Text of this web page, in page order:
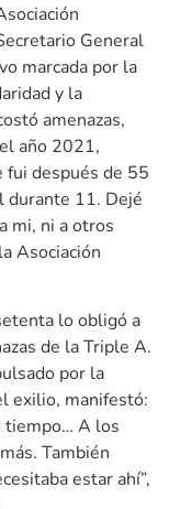
General
marcada por la
y la
amenazas,
año 2021,
fui después de 55
durante 11. Dejé
mi, ni a otros
Asociación
lo obligó a
de la Triple A.
por la
exilio, manifestó:
tiempo… A los
También
estar ahí”,